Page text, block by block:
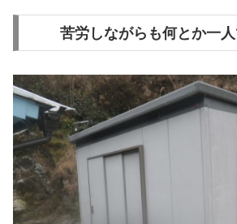
苦労しながらも何とか一